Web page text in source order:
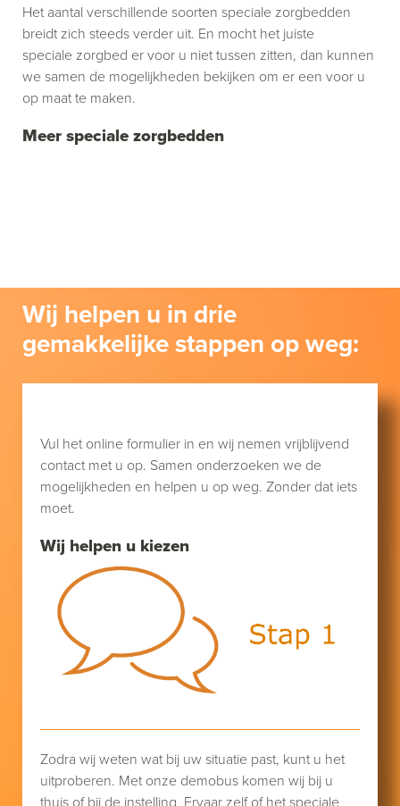
Meer speciale zorgbedden
Het aantal verschillende soorten speciale zorgbedden
breidt zich steeds verder uit. En mocht het juiste
speciale zorgbed er voor u niet tussen zitten, dan kunnen
we samen de mogelijkheden bekijken om er een voor u
op maat te maken.
Wij helpen u in drie
gemakkelijke stappen op weg:
Wij helpen u kiezen
Vul het online formulier in en wij nemen vrijblijvend
contact met u op. Samen onderzoeken we de
mogelijkheden en helpen u op weg. Zonder dat iets
moet.
Zodra wij weten wat bij uw situatie past, kunt u het
uitproberen. Met onze demobus komen wij bij u
thuis of bij de instelling. Ervaar zelf of het speciale